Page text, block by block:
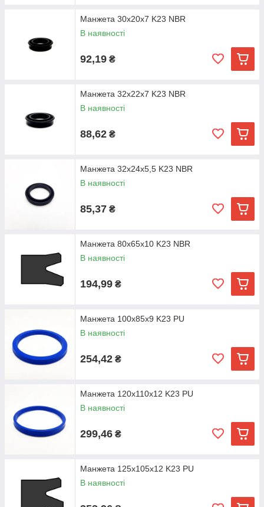
Манжета 30х20х7 K23 NBR
В наявності
92,19 ₴
Манжета 32х22х7 K23 NBR
В наявності
88,62 ₴
Манжета 32х24х5,5 K23 NBR
В наявності
85,37 ₴
Манжета 80х65х10 K23 NBR
В наявності
194,99 ₴
Манжета 100х85х9 K23 PU
В наявності
254,42 ₴
Манжета 120х110х12 K23 PU
В наявності
299,46 ₴
Манжета 125х105х12 K23 PU
В наявності